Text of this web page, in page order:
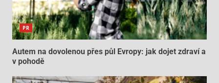
PR
Autem na dovolenou přes půl Evropy: jak dojet zdraví a
v pohodě